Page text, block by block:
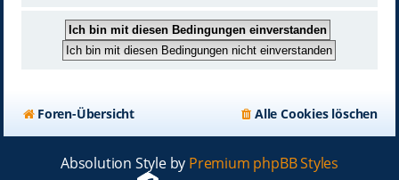
Foren-Übersicht Alle Cookies löschen
Absolution Style by Premium phpBB Styles